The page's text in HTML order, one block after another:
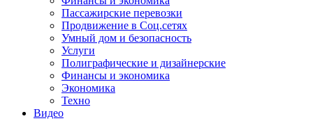
Пассажирские перевозки
Продвижение в Соц.сетях
Умный дом и безопасность
Услуги
Полиграфические и дизайнерские
Финансы и экономика
Экономика
Техно
Видео